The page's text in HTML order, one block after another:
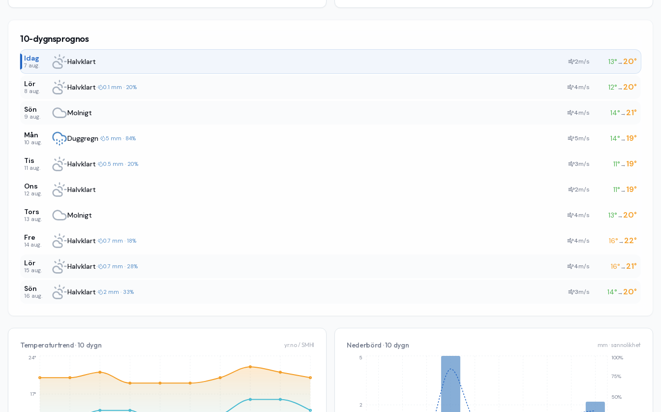
10-dygnsprognos
Idag
7 aug. Halvklart 2m/s 13°→20°
Lör
8 aug. Halvklart· 0.1 mm · 20% 4m/s 12°→20°
Sön
9 aug. Molnigt 4m/s 14°→21°
Mån
10 aug. Duggregn· 5 mm · 84% 5m/s 14°→19°
Tis
11 aug. Halvklart· 0.5 mm · 20% 3m/s 11°→19°
Ons
12 aug. Halvklart 2m/s 11°→19°
Tors
13 aug. Molnigt 4m/s 13°→20°
Fre
14 aug. Halvklart· 0.7 mm · 18% 4m/s 16°→22°
Lör
15 aug. Halvklart· 0.7 mm · 28% 4m/s 16°→21°
Sön
16 aug. Halvklart· 2 mm · 33% 3m/s 14°→20°
Temperaturtrend · 10 dygn yr.no / SMHI
17°
24°
Nederbörd · 10 dygn mm · sannolikhet
2
5
50%
75%
100%